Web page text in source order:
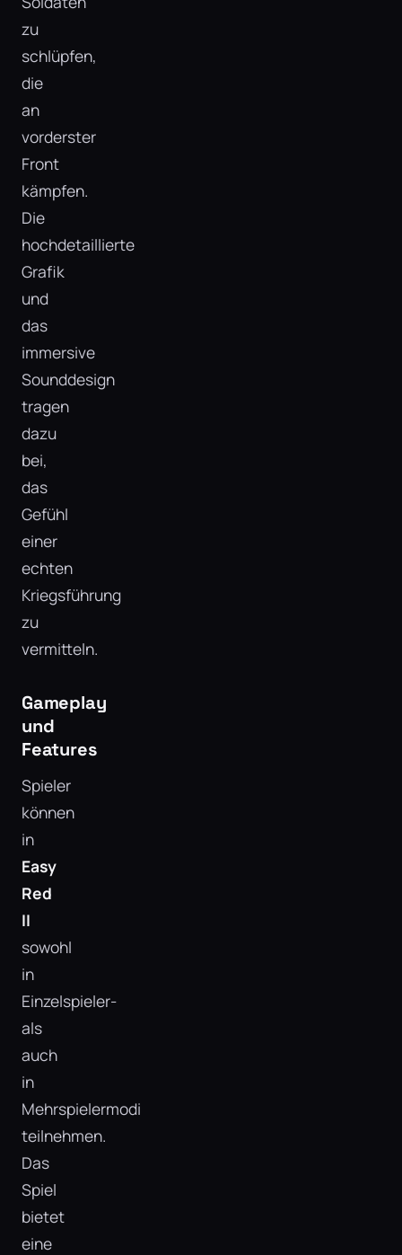
zu
schlüpfen,
die
an
vorderster
Front
kämpfen.
Die
hochdetaillierte
Grafik
und
das
immersive
Sounddesign
tragen
dazu
bei,
das
Gefühl
einer
echten
Kriegsführung
zu
vermitteln.
Gameplay
und
Features
Spieler
können
in
Easy
Red
II
sowohl
in
Einzelspieler-
als
auch
in
Mehrspielermodi
teilnehmen.
Das
Spiel
bietet
eine